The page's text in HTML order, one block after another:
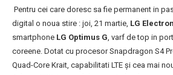
Pentru cei care doresc sa fie permanent in
digital o noua stire : joi, 21 martie, LG
smartphone LG Optimus G, varf de top in
coreene. Dotat cu procesor Snapdragon S4
Quad-Core Krait, capabilitati LTE şi cea mai